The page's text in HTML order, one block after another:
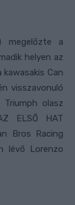
megelőzte a
helyen az
kawasakis Can
visszavonuló
olasz
ELSŐ HAT
Bros Racing
lévő Lorenzo